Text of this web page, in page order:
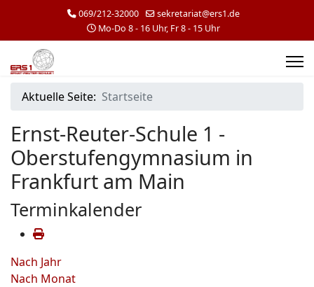
069/212-32000
sekretariat@ers1.de
Mo-Do 8 - 16 Uhr, Fr 8 - 15 Uhr
Aktuelle Seite: Startseite
Ernst-Reuter-Schule 1 -
Oberstufengymnasium in
Frankfurt am Main
Terminkalender
Nach Jahr
Nach Monat